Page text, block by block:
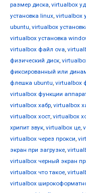
размер диска, virtualbox
установка linux, virtualbox
ubuntu, virtualbox
virtualbox установка
virtualbox файл ova,
физический диск,
фиксированный или
флешка ubuntu, virtualbox
virtualbox функции
virtualbox хабр, virtualbox
virtualbox хост, virtualbox
хрипит звук, virtualbox це,
virtualbox через прокси,
экран при загрузке,
virtualbox черный экран
virtualbox что такое,
virtualbox